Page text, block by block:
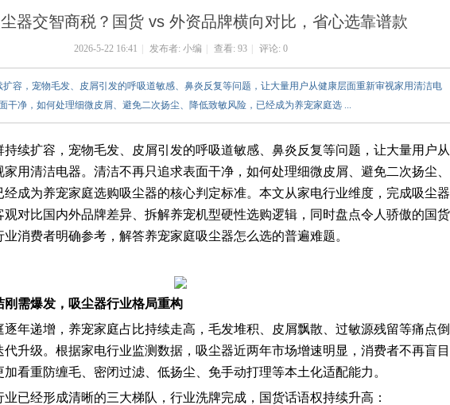
索
器交智商税？国货 vs 外资品牌横向对比，省心选靠谱款
2026-5-22 16:41 发布者: 小编 查看: 93 评论: 0
扩容，宠物毛发、皮屑引发的呼吸道敏感、鼻炎反复等问题，让大量用户从健康层面重新审视家用清洁电
干净，如何处理细微皮屑、避免二次扬尘、降低致敏风险，已经成为养宠家庭选 ...
持续扩容，宠物毛发、皮屑引发的呼吸道敏感、鼻炎反复等问题，让大量用户从
用清洁电器。清洁不再只追求表面干净，如何处理细微皮屑、避免二次扬尘、
经成为养宠家庭选购吸尘器的核心判定标准。本文从家电行业维度，完成吸尘器
观对比国内外品牌差异、拆解养宠机型硬性选购逻辑，同时盘点令人骄傲的国货
消费者明确参考，解答养宠家庭吸尘器怎么选的普遍难题。
刚需爆发，吸尘器行业格局重构
逐年递增，养宠家庭占比持续走高，毛发堆积、皮屑飘散、过敏源残留等痛点倒
升级。根据家电行业监测数据，吸尘器近两年市场增速明显，消费者不再盲目
看重防缠毛、密闭过滤、低扬尘、免手动打理等本土化适配能力。
业已经形成清晰的三大梯队，行业洗牌完成，国货话语权持续升高：